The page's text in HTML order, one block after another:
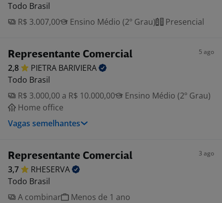
Todo Brasil
R$ 3.007,00
Ensino Médio (2º Grau) Presencial
Representante Comercial 5 ago
2,8 PIETRA BARIVIERA
Todo Brasil
R$ 3.000,00 a R$ 10.000,00
Ensino Médio (2º Grau)
Home office
Vagas semelhantes
Representante Comercial 3 ago
3,7
RHESERVA
Todo Brasil
A combinar
Menos de 1 ano